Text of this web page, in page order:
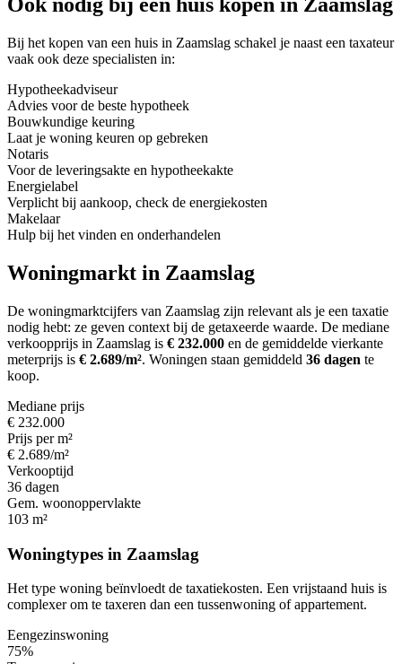
Bij het kopen van een huis in Zaamslag schakel je naast een taxateur
vaak ook deze specialisten in:
Hypotheekadviseur
Advies voor de beste hypotheek
Bouwkundige keuring
Laat je woning keuren op gebreken
Notaris
Voor de leveringsakte en hypotheekakte
Energielabel
Verplicht bij aankoop, check de energiekosten
Makelaar
Hulp bij het vinden en onderhandelen
Woningmarkt in Zaamslag
De woningmarktcijfers van Zaamslag zijn relevant als je een taxatie
nodig hebt: ze geven context bij de getaxeerde waarde. De mediane
verkoopprijs in Zaamslag is € 232.000 en de gemiddelde vierkante
meterprijs is € 2.689/m². Woningen staan gemiddeld 36 dagen te
koop.
Mediane prijs
€ 232.000
Prijs per m²
€ 2.689/m²
Verkooptijd
36 dagen
Gem. woonoppervlakte
103 m²
Woningtypes in Zaamslag
Het type woning beïnvloedt de taxatiekosten. Een vrijstaand huis is
complexer om te taxeren dan een tussenwoning of appartement.
Eengezinswoning
75%